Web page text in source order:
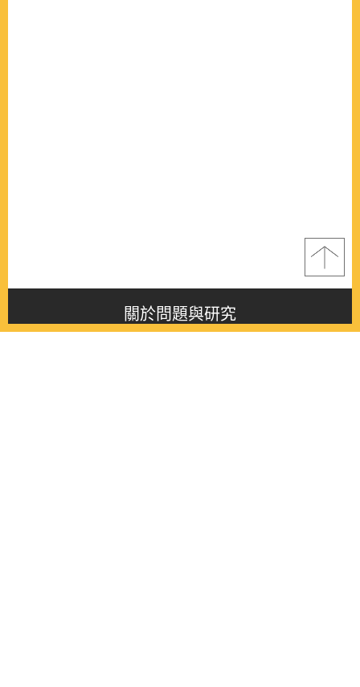
關於問題與研究
About this journal